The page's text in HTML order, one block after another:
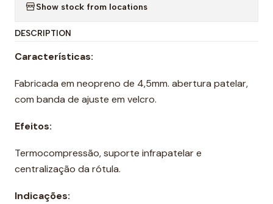
Show stock from locations
DESCRIPTION
Características:
Fabricada em neopreno de 4,5mm. abertura patelar,
com banda de ajuste em velcro.
Efeitos:
Termocompressão, suporte infrapatelar e
centralização da rótula.
Indicações: